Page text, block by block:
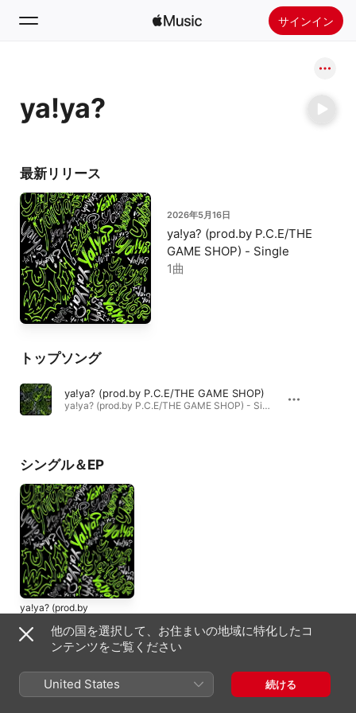
サインイン
ホーム
ya!ya?
最新リリース
2026年5月16日
ya!ya? (prod.by P.C.E/THE
GAME SHOP) - Single
1曲
トップソング
ya!ya? (prod.by P.C.E/THE GAME SHOP)
ya!ya? (prod.by P.C.E/THE GAME SHOP) - Single · 2026年
シングル＆EP
ya!ya? (prod.by
SHOP) - Single
2026年他の国を選択して、お住まいの地域に特化したコ
ンテンツをご覧ください
United States 続ける